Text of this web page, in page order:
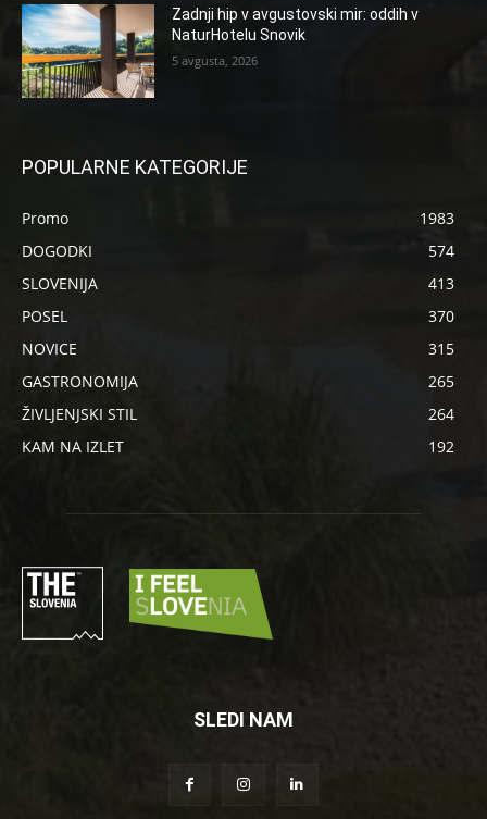
Zadnji hip v avgustovski mir: oddih v
NaturHotelu Snovik
5 avgusta, 2026
POPULARNE KATEGORIJE
Promo
1983
DOGODKI
574
SLOVENIJA
413
POSEL
370
NOVICE
315
GASTRONOMIJA
265
ŽIVLJENJSKI STIL
264
KAM NA IZLET
192
SLEDI NAM